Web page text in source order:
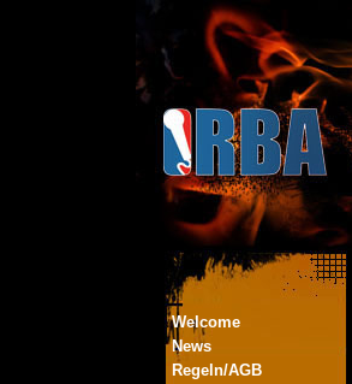
Welcome
News
Regeln/AGB